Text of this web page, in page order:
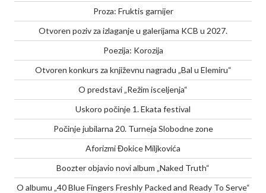
Proza: Fruktis garnijer
Otvoren poziv za izlaganje u galerijama KCB u 2027.
Poezija: Korozija
Otvoren konkurs za književnu nagradu „Bal u Elemiru“
O predstavi „Režim isceljenja“
Uskoro počinje 1. Ekata festival
Počinje jubilarna 20. Turneja Slobodne zone
Aforizmi Đokice Miljkovića
Boozter objavio novi album „Naked Truth“
O albumu „40 Blue Fingers Freshly Packed and Ready To Serve“